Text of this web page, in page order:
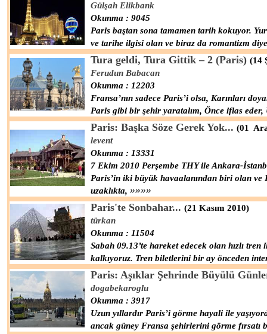
Gülşah Elikbank
Okunma : 9045
Paris baştan sona tamamen tarih kokuyor.
ve tarihe ilgisi olan ve biraz da romantizm
Tura geldi, Tura Gittik – 2 (Paris) (14
Ferudun Babacan
Okunma : 12203
Fransa’nın sadece Paris’i olsa, Karınları
Paris gibi bir şehir yaratalım, Önce iflas eder,
Paris: Başka Söze Gerek Yok... (01
levent
Okunma : 13331
7 Ekim 2010 Perşembe THY ile Ankara-
Paris’in iki büyük havaalanından biri olan ve
uzaklıkta, »»»»
Paris'te Sonbahar... (21 Kasım 2010)
türkan
Okunma : 11504
Sabah 09.13’te hareket edecek olan hızlı
kalkıyoruz. Tren biletlerini bir ay önceden
Paris: Aşıklar Şehrinde Büyülü
dogabekaroglu
Okunma : 3917
Uzun yıllardır Paris’i görme hayali ile
ancak güney Fransa şehirlerini görme fırsatı